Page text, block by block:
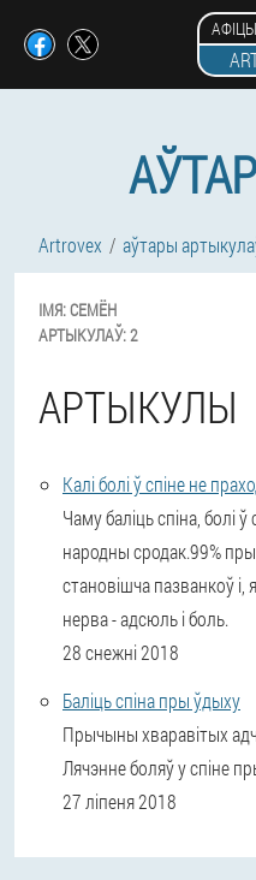
Artrovex аўтары
ІМЯ:СЕМЁН
АРТЫКУЛАЎ:2
АРТЫКУЛЫ
Калі болі ў спіне не
Чаму баліць спіна, болі
народны сродак.99%
становішча пазванкоў
нерва - адсюль і боль.
28 снежні 2018
Баліць спіна пры ўдыху
Прычыны хваравітых
Лячэнне боляў у спіне
27 ліпеня 2018